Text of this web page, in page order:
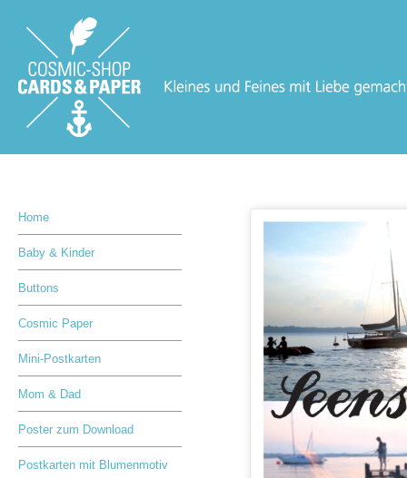
Home
Baby & Kinder
Buttons
Cosmic Paper
Mini-Postkarten
Mom & Dad
Poster zum Download
Postkarten mit Blumenmotiv